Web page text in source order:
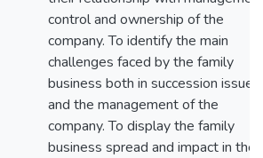
control and ownership of the
company. To identify the main
challenges faced by the family
business both in succession issues
and the management of the
company. To display the family
business spread and impact in the